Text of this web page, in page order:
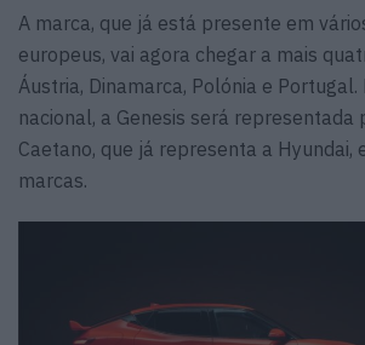
A marca, que já está presente em
europeus, vai agora chegar a mais
Áustria, Dinamarca, Polónia e Portugal.
nacional, a Genesis será representada
Caetano, que já representa a Hyundai,
marcas.